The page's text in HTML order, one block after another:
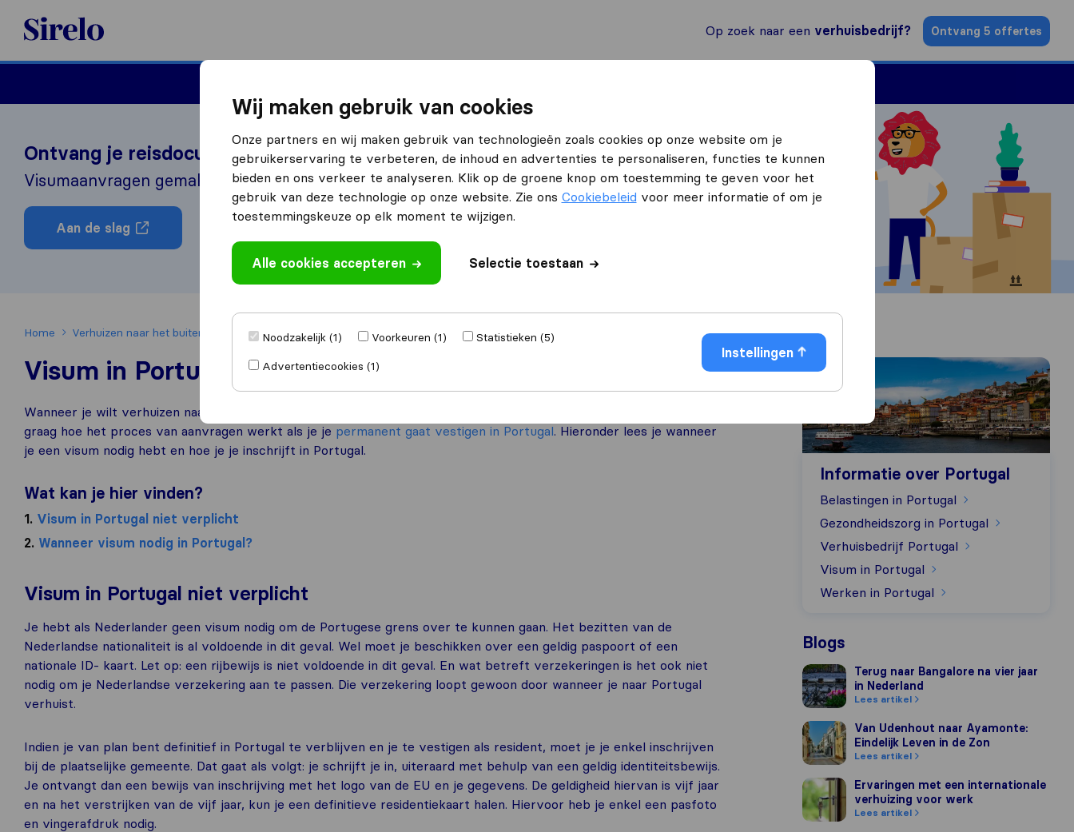
Sirelo.nl
Op zoek naar een verhuisbedrijf? Ontvang 5 offertes
Ontvang je reisdocumenten zonder stress
Visumaanvragen gemakkelijk gemaakt door onze partner iVisa
Aan de slag
Home Verhuizen naar het buitenland Verhuizen naar Portugal Visum in Portugal
Visum in Portugal
Wanneer je wilt verhuizen naar Portugal, vraag je je af of je ook een
graag hoe het proces van aanvragen werkt als je je permanent gaat vestigen in Portugal. Hieronder lees je wanneer
je een visum nodig hebt en hoe je je inschrijft in Portugal.
Wat kan je hier vinden?
1. Visum in Portugal niet verplicht
2. Wanneer visum nodig in Portugal?
Visum in Portugal niet verplicht
Je hebt als Nederlander geen visum nodig om de Portugese grens over te kunnen gaan. Het bezitten van de
Nederlandse nationaliteit is al voldoende in dit geval. Wel moet je beschikken over een geldig paspoort of een
nationale ID- kaart. Let op: een rijbewijs is niet voldoende in dit geval. En wat betreft verzekeringen is het ook niet
nodig om je Nederlandse verzekering aan te passen. Die verzekering loopt gewoon door wanneer je naar Portugal
verhuist.
Indien je van plan bent definitief in Portugal te verblijven en je te vestigen als resident, moet je je enkel inschrijven
bij de plaatselijke gemeente. Dat gaat als volgt: je schrijft je in, uiteraard met behulp van een geldig identiteitsbewijs.
Je ontvangt dan een bewijs van inschrijving met het logo van de EU en je gegevens. De geldigheid hiervan is vijf jaar
en na het verstrijken van de vijf jaar, kun je een definitieve residentiekaart halen. Hiervoor heb je enkel een pasfoto
en vingerafdruk nodig.
Informatie over Portugal
Informatie over Portugal
Belastingen in Portugal
Gezondheidszorg in Portugal
Verhuisbedrijf Portugal
Visum in Portugal
Werken in Portugal
Blogs
Terug naar Bangalore na vier jaar in
Terug naar Bangalore na vier jaar
in Nederland
Lees artikel
Van Udenhout naar Ayamonte: Eindelijk
Van Udenhout naar Ayamonte:
Eindelijk Leven in de Zon
Lees artikel
Ervaringen met een internationale
Ervaringen met een internationale
verhuizing voor werk
Lees artikel
Wij maken gebruik van cookies
Onze partners en wij maken gebruik van technologieën zoals cookies op onze website om je
gebruikerservaring te verbeteren, de inhoud en advertenties te personaliseren, functies te kunnen
bieden en ons verkeer te analyseren. Klik op de groene knop om toestemming te geven voor het
gebruik van deze technologie op onze website. Zie ons Cookiebeleid voor meer informatie of om je
toestemmingskeuze op elk moment te wijzigen.
Alle cookies accepteren Selectie toestaan
Noodzakelijk (1) Voorkeuren (1)
Statistieken (5)
Advertentiecookies (1)
Instellingen